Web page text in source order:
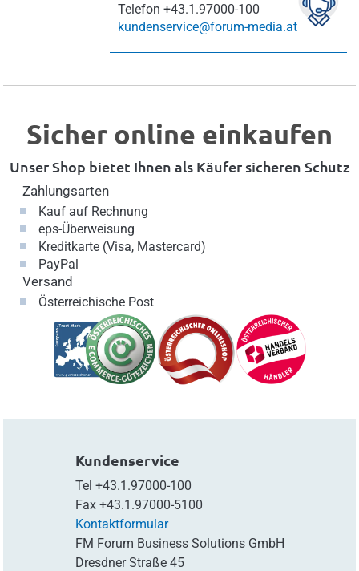
Telefon +43.1.97000-100
kundenservice@forum-media.at
Sicher online einkaufen
Unser Shop bietet Ihnen als Käufer sicheren Schutz
Zahlungsarten
Kauf auf Rechnung
eps-Überweisung
Kreditkarte (Visa, Mastercard)
PayPal
Versand
Österreichische Post
Kundenservice
Tel +43.1.97000-100
Fax +43.1.97000-5100
Kontaktformular
FM Forum Business Solutions GmbH
Dresdner Straße 45